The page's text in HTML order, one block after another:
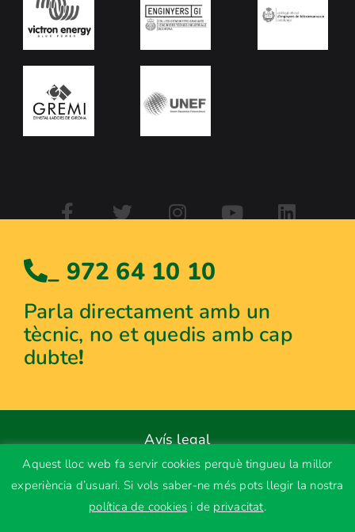
_ 972 64 10 10
Parla directament amb un
tècnic, no et quedis amb cap
dubte!
Avís legal
Política de privacitat
Ús de cookies
Aquest lloc web fa servir cookies perquè tingueu la millor
experiència d’usuari. Si vols saber-ne més pots llegir la nostra
política de cookies i de privacitat.